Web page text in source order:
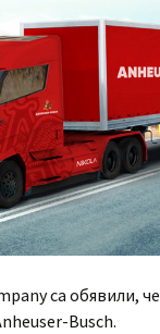
са обявили, че
Busch.